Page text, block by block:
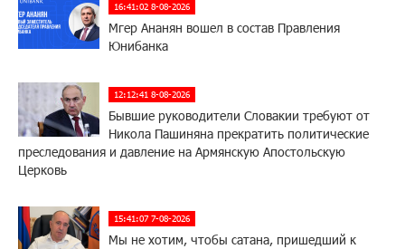
16:41:02 8-08-2026
Мгер Ананян вошел в состав Правления
Юнибанка
12:12:41 8-08-2026
Бывшие руководители Словакии требуют от
Никола Пашиняна прекратить политические
преследования и давление на Армянскую Апостольскую
Церковь
15:41:07 7-08-2026
Мы не хотим, чтобы сатана, пришедший к